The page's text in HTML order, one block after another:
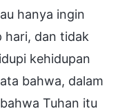
hanya ingin
hari, dan tidak
kehidupan
bahwa, dalam
Tuhan itu